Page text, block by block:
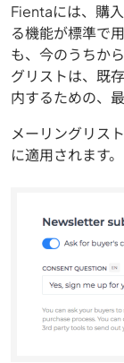
Fientaには、購
る機能が標準で
も、今のうちか
グリストは、既
内するための、
メーリングリス
に適用されます